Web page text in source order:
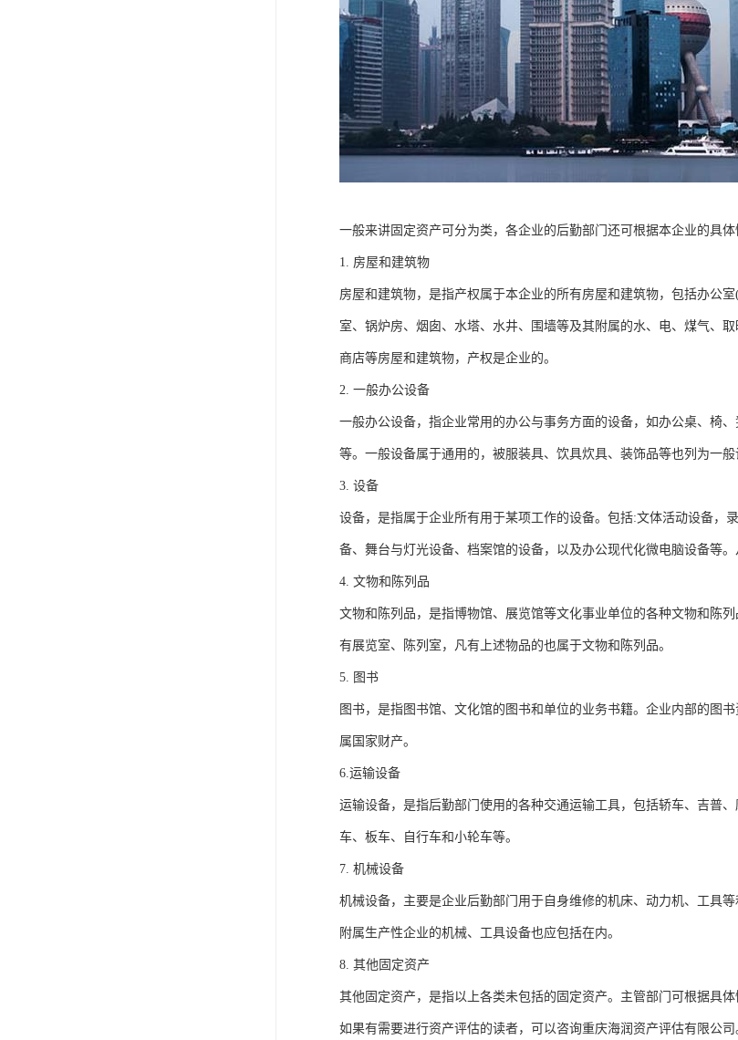
一般来讲固定资产可分为类，各企业的后勤部门还可根据本企业的具体
1. 房屋和建筑物
房屋和建筑物，是指产权属于本企业的所有房屋和建筑物，包括办公
室、锅炉房、烟囱、水塔、水井、围墙等及其附属的水、电、煤气、
商店等房屋和建筑物，产权是企业的。
2. 一般办公设备
一般办公设备，指企业常用的办公与事务方面的设备，如办公桌、椅
等。一般设备属于通用的，被服装具、饮具炊具、装饰品等也列为一般
3. 设备
设备，是指属于企业所有用于某项工作的设备。包括:文体活动设备，
备、舞台与灯光设备、档案馆的设备，以及办公现代化微电脑设备等
4. 文物和陈列品
文物和陈列品，是指博物馆、展览馆等文化事业单位的各种文物和陈
有展览室、陈列室，凡有上述物品的也属于文物和陈列品。
5. 图书
图书，是指图书馆、文化馆的图书和单位的业务书籍。企业内部的图
属国家财产。
6.运输设备
运输设备，是指后勤部门使用的各种交通运输工具，包括轿车、吉普
车、板车、自行车和小轮车等。
7. 机械设备
机械设备，主要是企业后勤部门用于自身维修的机床、动力机、工具
附属生产性企业的机械、工具设备也应包括在内。
8. 其他固定资产
其他固定资产，是指以上各类未包括的固定资产。主管部门可根据具
如果有需要进行资产评估的读者，可以咨询重庆海润资产评估有限公